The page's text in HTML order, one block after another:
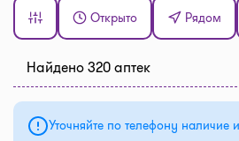
Открыто Рядом
Найдено 320 аптек
Уточняйте по телефону наличие